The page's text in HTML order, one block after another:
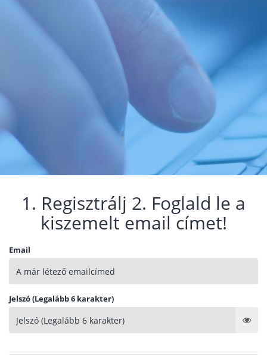
1. Regisztrálj 2. Foglald le a
kiszemelt email címet!
Email
Jelszó (Legalább 6 karakter)